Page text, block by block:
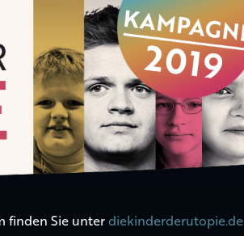
finden Sie unter diekinderderutopie.de